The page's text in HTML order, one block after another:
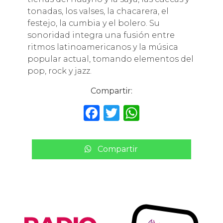
tonadas, los valses, la chacarera, el
festejo, la cumbia y el bolero. Su
sonoridad integra una fusión entre
ritmos latinoamericanos y la música
popular actual, tomando elementos del
pop, rock y jazz.
Compartir:
F
c
e
T
it
te
W
a
ts
p
Compartir